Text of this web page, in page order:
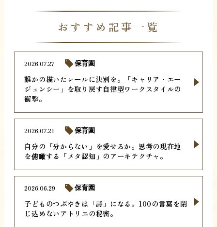
おすすめ記事一覧
誰かの描いたレールに決別を。「キャリア・エー
ジェンシー」を取り戻す自律型ワークスタイルの
衝撃。
2026.07.27 保育園
自分の「分からない」を愛せるか。思考の現在地
を俯瞰する「メタ認知」のアーキテクチャ。
2026.07.21 保育園
子どものつぶやきは「詩」になる。100の言葉を閉
じ込めないアトリエの秘密。
2026.06.29 保育園